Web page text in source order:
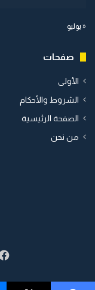
« يوليو
صفحات
الأولى
الشروط والأحكام
الصفحة الرئيسية
من نحن